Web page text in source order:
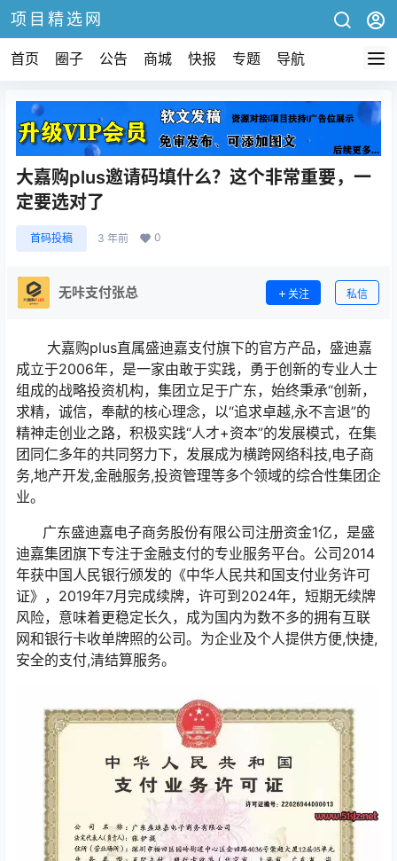
项目精选网
首页 圈子 公告 商城 快报 专题 导航
大嘉购plus邀请码填什么？这个非常重要，一
定要选对了
首码投稿 3 年前 0
无咔支付张总 关注 私信
大嘉购plus直属盛迪嘉支付旗下的官方产品，盛迪嘉
成立于2006年，是一家由敢于实践，勇于创新的专业人士
组成的战略投资机构，集团立足于广东，始终秉承“创新，
求精，诚信，奉献的核心理念，以“追求卓越,永不言退”的
精神走创业之路，积极实践“人才+资本”的发展模式，在集
团同仁多年的共同努力下，发展成为横跨网络科技,电子商
务,地产开发,金融服务,投资管理等多个领域的综合性集团企
业。
广东盛迪嘉电子商务股份有限公司注册资金1亿，是盛
迪嘉集团旗下专注于金融支付的专业服务平台。公司2014
年获中国人民银行颁发的《中华人民共和国支付业务许可
证》，2019年7月完成续牌，许可到2024年，短期无续牌
风险，意味着更稳定长久，成为国内为数不多的拥有互联
网和银行卡收单牌照的公司。为企业及个人提供方便,快捷,
安全的支付,清结算服务。